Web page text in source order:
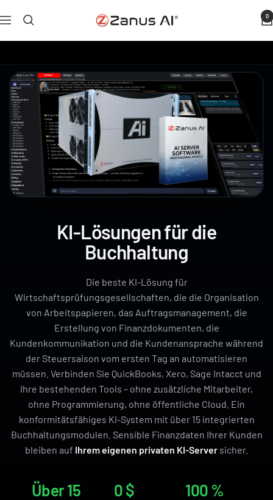
Inhalt
Navigation
Zanus
AI
0
KI-Lösungen für die
Buchhaltung
Die beste KI-Lösung für
Wirtschaftsprüfungsgesellschaften, die die Organisation
von Arbeitspapieren, das Auftragsmanagement, die
Erstellung von Finanzdokumenten, die
Kundenkommunikation und die Kundenansprache während
der Steuersaison vom ersten Tag an automatisieren
müssen. Verbinden Sie QuickBooks, Xero, Sage Intacct und
Ihre bestehenden Tools – ohne zusätzliche Mitarbeiter,
ohne Programmierung, ohne öffentliche Cloud. Ein
konformitätsfähiges KI-System mit über 15 integrierten
Buchhaltungsmodulen. Sensible Finanzdaten Ihrer Kunden
bleiben auf Ihrem eigenen privaten KI-Server sicher.
Über 15 0 $ 100 %